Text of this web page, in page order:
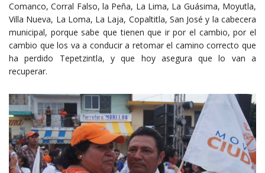
Comanco, Corral Falso, la Peña, La Lima, La Guásima, Moyutla,
Villa Nueva, La Loma, La Laja, Copaltitla, San José y la cabecera
municipal, porque sabe que tienen que ir por el cambio, por el
cambio que los va a conducir a retomar el camino correcto que
ha perdido Tepetzintla, y que hoy asegura que lo van a
recuperar.